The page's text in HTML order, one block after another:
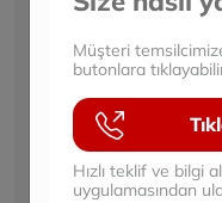
KVKK Aydınlatma
ediyorum.
Gönder
Müşteri
butonlara
Hızlı teklif ve bilgi
uygulamasından